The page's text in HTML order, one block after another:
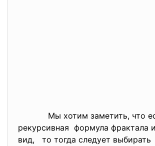
Мы хотим заметить, что
рекурсивная формула фрактала
вид, то тогда следует выбирать